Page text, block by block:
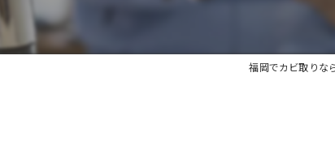
福岡でカビ取りな